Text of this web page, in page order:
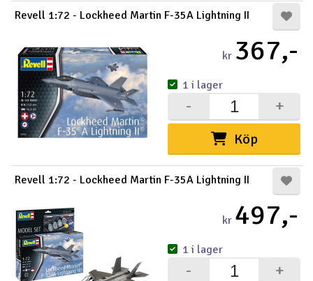
Revell 1:72 - Lockheed Martin F-35A Lightning II
kr 367,-
Köp
+
-
1 i lager
Revell 1:72 - Lockheed Martin F-35A Lightning II
kr 497,-
+
-
1 i lager